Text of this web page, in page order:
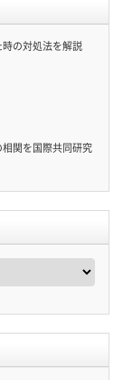
の対処法を解説
関を国際共同研究